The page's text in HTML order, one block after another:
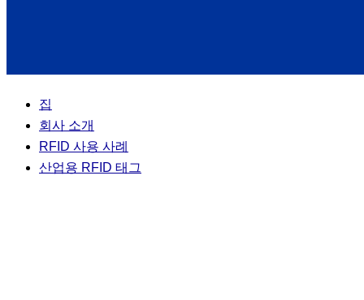
집
회사 소개
RFID 사용 사례
산업용 RFID 태그